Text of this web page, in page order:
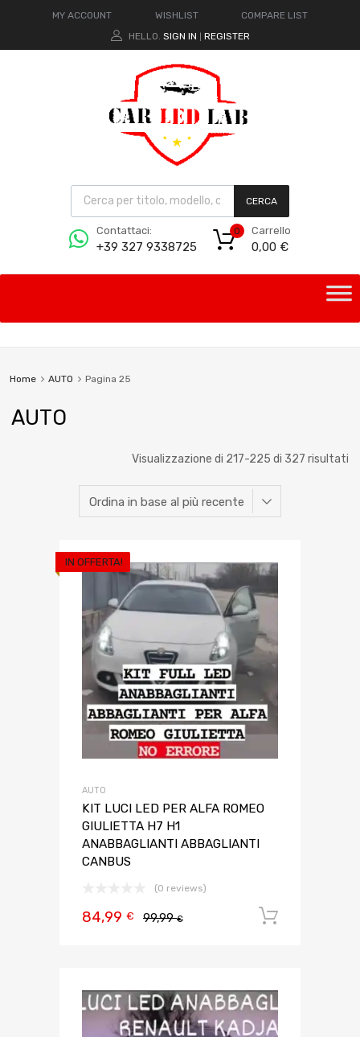
MY ACCOUNT WISHLIST
COMPARE LIST
HELLO. SIGN IN REGISTER
CERCA
Contattaci:
+39 327 9338725
Carrello
0,00 €
0
Home AUTO Pagina 25
AUTO
Visualizzazione di 217-225 di 327 risultati
IN OFFERTA!
AUTO
KIT LUCI LED PER ALFA ROMEO
GIULIETTA H7 H1
ANABBAGLIANTI ABBAGLIANTI
CANBUS
(0 reviews)
99,99€
84,99 €